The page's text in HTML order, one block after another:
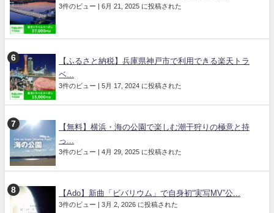
3件のビュー 6月 21, 2025 に投稿された
【ふるさと納税】兵庫県神戸市で利用できる楽天トラ
ベ...
3件のビュー 5月 17, 2024 に投稿された
【無料】横浜・海の公園で楽しむ潮干狩りの極意と持
っ...
3件のビュー 4月 29, 2025 に投稿された
【Ado】新曲「ビバリウム」で自身初“実写MV”公...
3件のビュー 3月 2, 2026 に投稿された